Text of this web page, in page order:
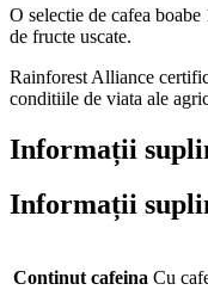
O selectie de cafea
de fructe uscate.
Rainforest Alliance
conditiile de viata ale
Informații
Informații
Continut cafeina Cu